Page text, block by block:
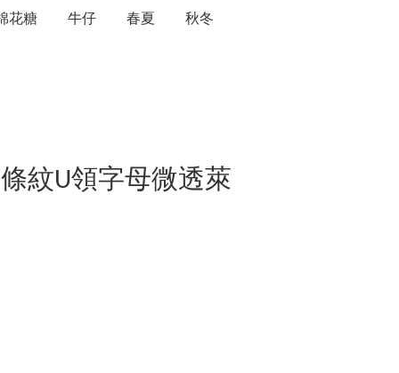
花糖 牛仔 春夏 秋冬
紋U領字母微透萊